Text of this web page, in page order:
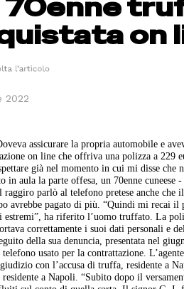
70enne
on
2022
assicurare la propria automobile e
on line che offriva una polizza a
già nel momento in cui mi disse che
in aula la parte offesa, un 70enne
parlò al telefono pretese anche che
avrebbe pagato di più. “Quindi mi recai il
ha riferito l’uomo truffato. La
correttamente i suoi dati personali e
della sua denuncia, presentata nel
usato per la contrattazione.
con l’accusa di truffa, residente a
residente a Napoli. “Subito dopo il